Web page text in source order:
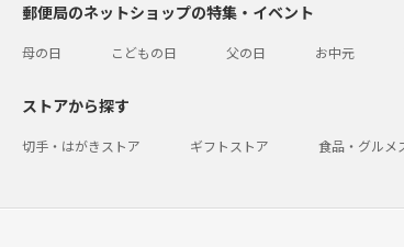
郵便局のネットショップの特集・イベント
母の日 こどもの日 父の日 お中元
ストアから探す
切手・はがきストア ギフトストア 食品・グルメ